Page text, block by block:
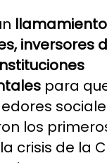
inversores
para
los
crisis de la